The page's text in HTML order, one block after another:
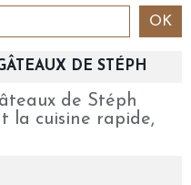
DE STÉPH
la cuisine rapide,